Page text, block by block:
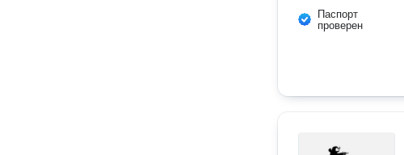
Паспорт
проверен